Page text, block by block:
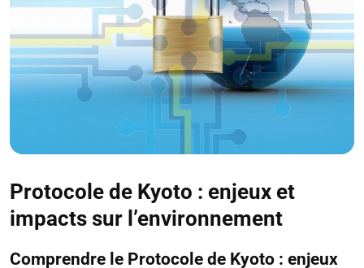
Protocole de Kyoto : enjeux et
impacts sur l’environnement
Comprendre le Protocole de Kyoto : enjeux